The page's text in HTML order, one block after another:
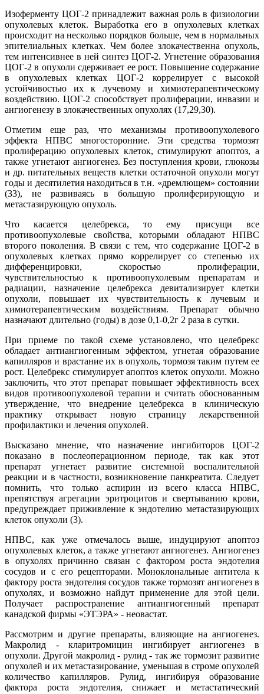
Изоферменту ЦОГ-2 принадлежит важная роль в физиологии
опухолевых клеток. Выработка его в опухолевых клетках
происходит на несколько порядков больше, чем в нормальных
эпителиальных клетках. Чем более злокачественна опухоль,
тем интенсивнее в ней синтез ЦОГ-2. Угнетение образования
ЦОГ-2 в опухоли сдерживает ее рост. Повышение содержание
в опухолевых клетках ЦОГ-2 коррелирует с высокой
устойчивостью их к лучевому и химиотерапевтическому
воздействию. ЦОГ-2 способствует пролиферации, инвазии и
ангиогенезу в злокачественных опухолях (17,29,30).
Отметим еще раз, что механизмы противоопухолевого
эффекта НПВС многосторонние. Эти средства тормозят
пролиферацию опухолевых клеток, стимулируют апоптоз, а
также угнетают ангиогенез. Без поступления крови, глюкозы
и др. питательных веществ клетки остаточной опухоли могут
годы и десятилетия находиться в т.н. «дремлющем» состоянии
(33), не развиваясь в большую пролиферирующую и
метастазирующую опухоль.
Что касается целебрекса, то ему присущи все
противоопухолевые свойства, которыми обладают НПВС
второго поколения. В связи с тем, что содержание ЦОГ-2 в
опухолевых клетках прямо коррелирует со степенью их
дифференцировки, скоростью пролиферации,
чувствительностью к противоопухолевым препаратам и
радиации, назначение целебрекса девитализирует клетки
опухоли, повышает их чувствительность к лучевым и
химиотерапевтическим воздействиям. Препарат обычно
назначают длительно (годы) в дозе 0,1-0,2г 2 раза в сутки.
При приеме по такой схеме установлено, что целебрекс
обладает антиангиогенным эффектом, угнетая образование
капилляров и врастание их в опухоль, тормозя таким путем ее
рост. Целебрекс стимулирует апоптоз клеток опухоли. Можно
заключить, что этот препарат повышает эффективность всех
видов противоопухолевой терапии и считать обоснованным
утверждение, что внедрение целебрекса в клиническую
практику открывает новую страницу лекарственной
профилактики и лечения опухолей.
Высказано мнение, что назначение ингибиторов ЦОГ-2
показано в послеоперационном периоде, так как этот
препарат угнетает развитие системной воспалительной
реакции и в частности, возникновение панкреатита. Следует
помнить, что только аспирин из всего класса НПВС,
препятствуя агрегации эритроцитов и свертыванию крови,
предупреждает приживление к эндотелию метастазирующих
клеток опухоли (3).
НПВС, как уже отмечалось выше, индуцируют апоптоз
опухолевых клеток, а также угнетают ангиогенез. Ангиогенез
в опухолях причинно связан с фактором роста эндотелия
сосудов и с его рецепторами. Моноклональные антитела к
фактору роста эндотелия сосудов также тормозят ангиогенез в
опухолях, и возможно найдут применение для этой цели.
Получает распространение антиангиогенный препарат
канадской фирмы «ЭТЭРА» - неовастат.
Рассмотрим и другие препараты, влияющие на ангиогенез.
Макролид - кларитромицин ингибирует ангиогенез в
опухоли. Другой макролид - рулид - так же тормозит развитие
опухолей и их метастазирование, уменьшая в строме опухолей
количество капилляров. Рулид, ингибируя образование
фактора роста эндотелия, снижает и метастатический